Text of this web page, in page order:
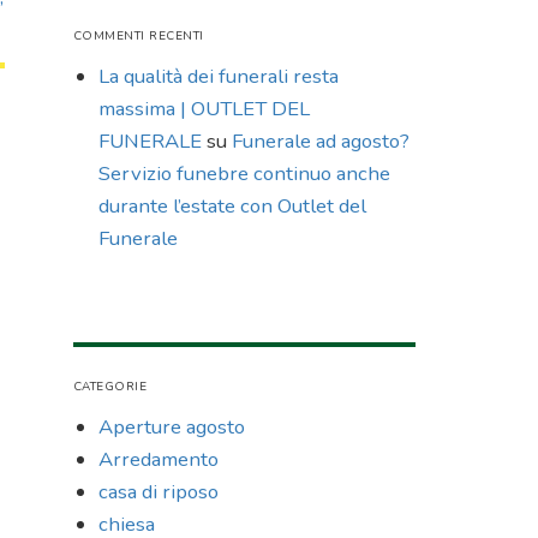
COMMENTI RECENTI
La qualità dei funerali resta
massima | OUTLET DEL
FUNERALEsu Funerale ad agosto?
Servizio funebre continuo anche
durante l’estate con Outlet del
Funerale
CATEGORIE
Aperture agosto
Arredamento
casa di riposo
chiesa